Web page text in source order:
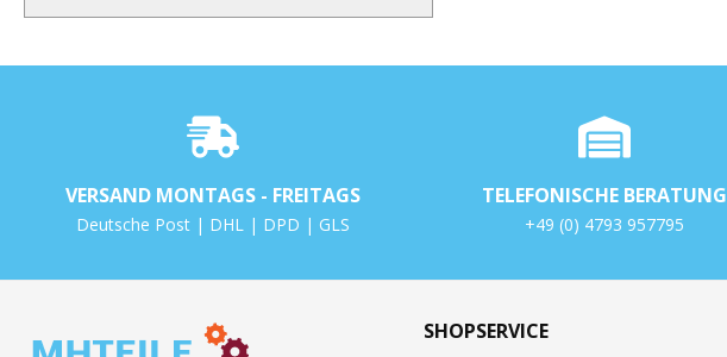
VERSAND MONTAGS - FREITAGS
Deutsche Post | DHL | DPD | GLS
TELEFONISCHE BERATUNG
+49 (0) 4793 957795
SHOPSERVICE